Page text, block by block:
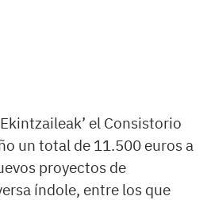
el Consistorio
un total de 11.500 euros a
proyectos de
índole, entre los que